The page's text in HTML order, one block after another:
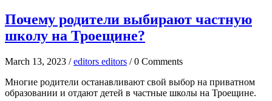
Почему родители выбирают частную
школу на Троещине?
March 13, 2023 /editors editors / 0 Comments
Многие родители останавливают свой выбор на приватном
образовании и отдают детей в частные школы на Троещине.